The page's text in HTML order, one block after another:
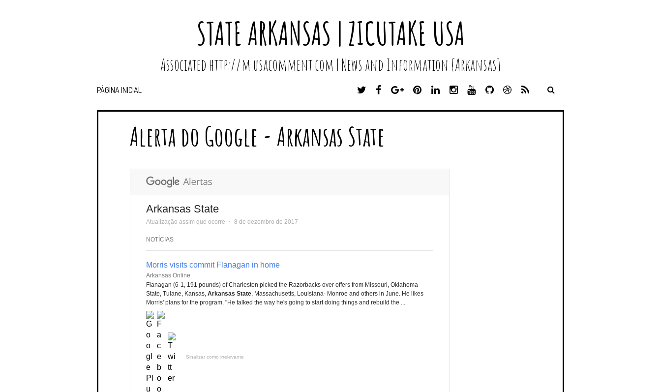
STATE ARKANSAS | ZICUTAKE USA
Associated http://m.usacomment.com | News and Information [Arkansas]
PÁGINA INICIAL
T
I
T
E
F
C
G
O
U
P
N
T
L
N
S
Y
U
G
T
D
I
S
Alerta do Google - Arkansas State
Arkansas State
Atualização assim que ocorre ⋅ 8 de dezembro de 2017
NOTÍCIAS
Morris visits commit Flanagan in home
Arkansas Online
Flanagan (6-1, 191 pounds) of Charleston picked the Razorbacks over offers from Missouri, Oklahoma
State, Tulane, Kansas, Arkansas State, Massachusetts, Louisiana- Monroe and others in June. He likes
Morris' plans for the program. "He talked the way he's going to start doing things and rebuild the ...
Sinalizar como irrelevante